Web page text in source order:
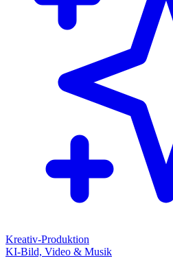
Kreativ-Produktion
KI-Bild, Video & Musik